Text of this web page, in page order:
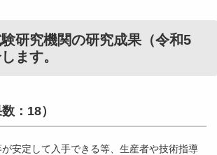
研究機関の研究成果（令和5
ます。
：18）
安定して入手できる等、生産者や技術指導